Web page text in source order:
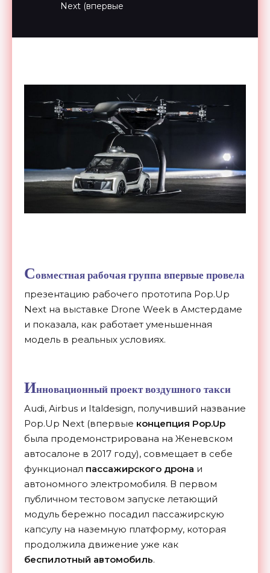
Next (впервые
Совместная рабочая группа впервые провела
презентацию рабочего прототипа Pop.Up
Next на выставке Drone Week в Амстердаме
и показала, как работает уменьшенная
модель в реальных условиях.
Инновационный проект воздушного такси
Audi, Airbus и Italdesign, получивший название
Pop.Up Next (впервые концепция Pop.Up
была продемонстрирована на Женевском
автосалоне в 2017 году), совмещает в себе
функционал пассажирского дрона и
автономного электромобиля. В первом
публичном тестовом запуске летающий
модуль бережно посадил пассажирскую
капсулу на наземную платформу, которая
продолжила движение уже как
беспилотный автомобиль.